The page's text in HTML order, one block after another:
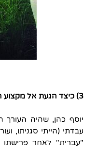
3) כיצד הגעת אל מקצוע התרגום?
יוסף כהן, שהיה העורך
עבדתי (הייתי סגניתו,
"עברית" לאחר